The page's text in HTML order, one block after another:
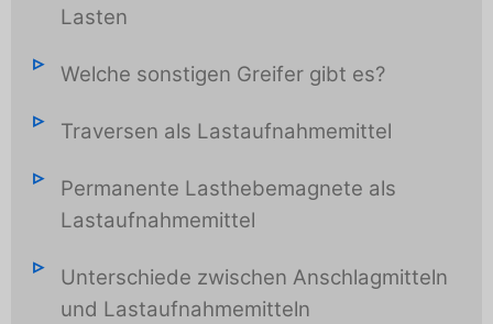
Lasten
Welche sonstigen Greifer gibt es?
Traversen als Lastaufnahmemittel
Permanente Lasthebemagnete als
Lastaufnahmemittel
Unterschiede zwischen Anschlagmitteln
und Lastaufnahmemitteln